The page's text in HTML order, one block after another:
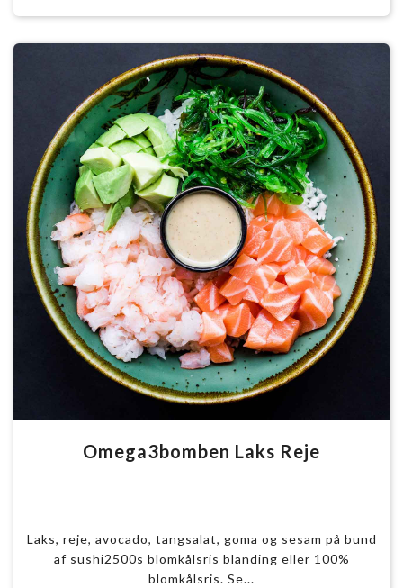
Omega3bomben Laks Reje
Laks, reje, avocado, tangsalat, goma og sesam på bund
af sushi2500s blomkålsris blanding eller 100%
blomkålsris. Se...